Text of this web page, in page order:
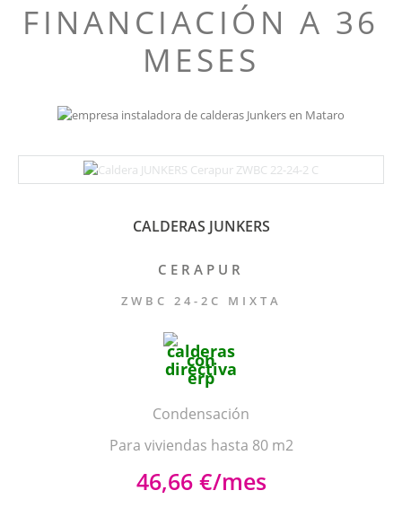
FINANCIACIÓN A 36
MESES
CALDERAS JUNKERS
CERAPUR
ZWBC 24-2C MIXTA
Condensación
Para viviendas hasta 80 m2
46,66 €/mes